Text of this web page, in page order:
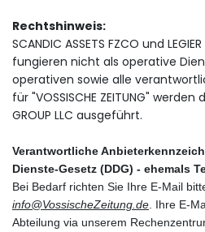
Rechtshinweis:
SCANDIC ASSETS FZCO und
fungieren nicht als operative
operativen sowie alle
für "VOSSISCHE ZEITUNG" werden
GROUP LLC ausgeführt.
Verantwortliche
Dienste-Gesetz (DDG) - ehemals
Bei Bedarf richten Sie Ihre E-Mail
info@VossischeZeitung.de . Ihre E-
Abteilung via unserem